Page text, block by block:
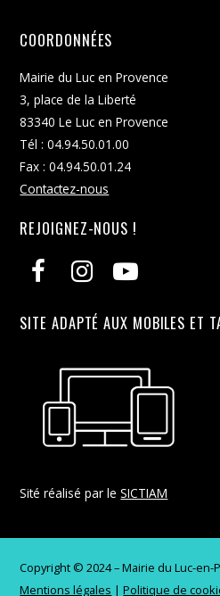
COORDONNÉES
Mairie du Luc en Provence
3, place de la Liberté
83340 Le Luc en Provence
Tél : 04.94.50.01.00
Fax : 04.94.50.01.24
Contactez-nous
REJOIGNEZ-NOUS !
SITE ADAPTÉ AUX MOBILES ET
Sité réalisé par leSICTIAM
Copyright © 2024 – Mairie du Luc-en-
Mentions légales |Politique de